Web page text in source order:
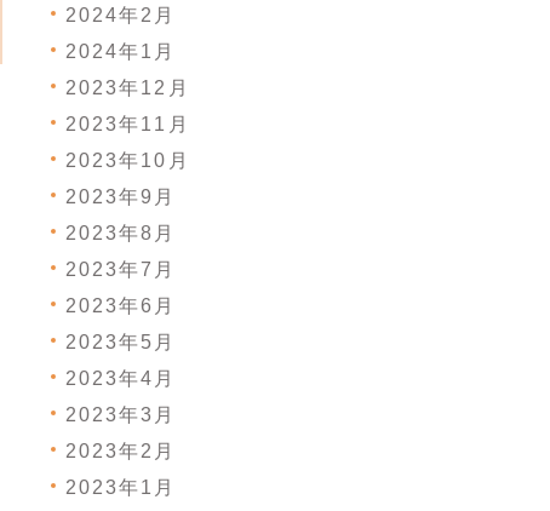
2024年2月
2024年1月
2023年12月
2023年11月
2023年10月
2023年9月
2023年8月
2023年7月
2023年6月
2023年5月
2023年4月
2023年3月
2023年2月
2023年1月